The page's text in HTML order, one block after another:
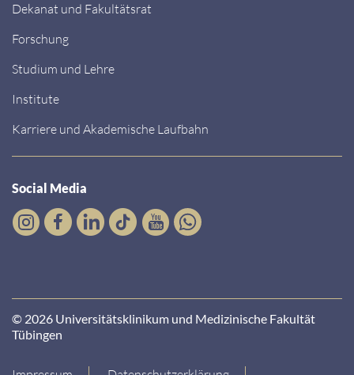
Dekanat und Fakultätsrat
Forschung
Studium und Lehre
Institute
Karriere und Akademische Laufbahn
Social Media
© 2026 Universitätsklinikum und Medizinische Fakultät
Tübingen